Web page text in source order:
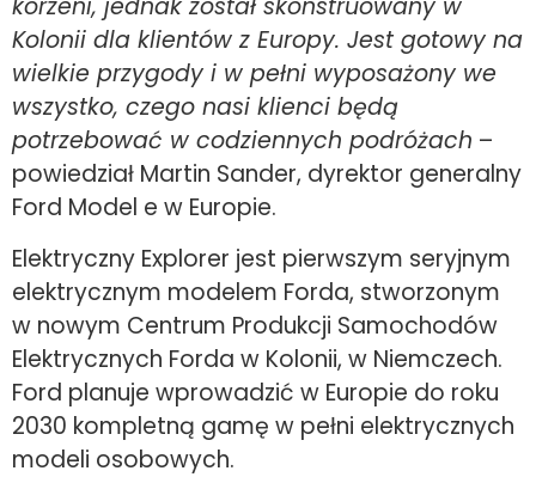
korzeni, jednak został skonstruowany w
Kolonii dla klientów z Europy. Jest gotowy na
wielkie przygody i w pełni wyposażony we
wszystko, czego nasi klienci będą
potrzebować w codziennych podróżach –
powiedział Martin Sander, dyrektor generalny
Ford Model e w Europie.
Elektryczny Explorer jest pierwszym seryjnym
elektrycznym modelem Forda, stworzonym
w nowym Centrum Produkcji Samochodów
Elektrycznych Forda w Kolonii, w Niemczech.
Ford planuje wprowadzić w Europie do roku
2030 kompletną gamę w pełni elektrycznych
modeli osobowych.